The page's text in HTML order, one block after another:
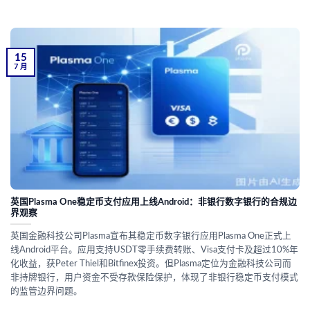
英国Plasma One稳定币支付应用上线Android：非银行数字银行的合规边
界观察
英国金融科技公司Plasma宣布其稳定币数字银行应用Plasma One正式上
线Android平台。应用支持USDT零手续费转账、Visa支付卡及超过10%年
化收益，获Peter Thiel和Bitfinex投资。但Plasma定位为金融科技公司而
非持牌银行，用户资金不受存款保险保护，体现了非银行稳定币支付模式
的监管边界问题。
15
7 月